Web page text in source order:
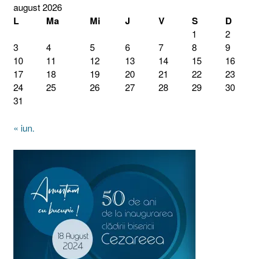
august 2026
L Ma Mi J V S D
1
2
3
4 5 6 7 8
9
10
11 12 13 14 15
16
17
18 19 20 21 22
23
24
25 26 27 28 29
30
31
« iun.